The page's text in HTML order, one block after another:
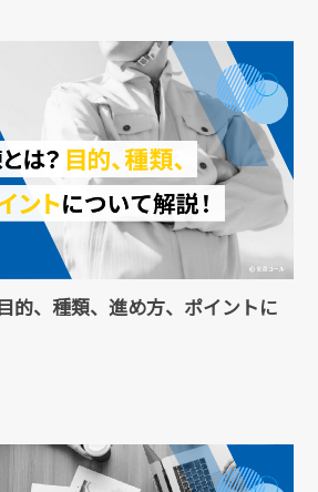
的、種類、進め方、ポイントに